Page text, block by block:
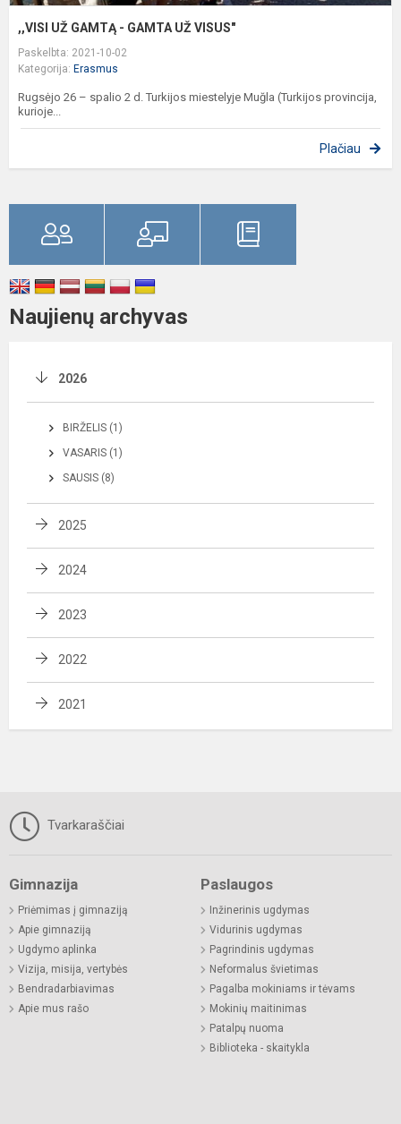
,,VISI UŽ GAMTĄ - GAMTA UŽ VISUS"
Paskelbta: 2021-10-02
Kategorija: Erasmus
Rugsėjo 26 – spalio 2 d. Turkijos miestelyje Muğla (Turkijos provincija,
kurioje...
Plačiau
Naujienų archyvas
2026
BIRŽELIS (1)
VASARIS (1)
SAUSIS (8)
2025
2024
2023
2022
2021
Tvarkaraščiai
Gimnazija
Priėmimas į gimnaziją
Apie gimnaziją
Ugdymo aplinka
Vizija, misija, vertybės
Bendradarbiavimas
Apie mus rašo
Paslaugos
Inžinerinis ugdymas
Vidurinis ugdymas
Pagrindinis ugdymas
Neformalus švietimas
Pagalba mokiniams ir tėvams
Mokinių maitinimas
Patalpų nuoma
Biblioteka - skaitykla